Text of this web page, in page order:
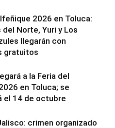
2026 en Toluca:
Norte, Yuri y Los
llegarán con
gratuitos
a la Feria del
en Toluca; se
el 14 de octubre
crimen organizado